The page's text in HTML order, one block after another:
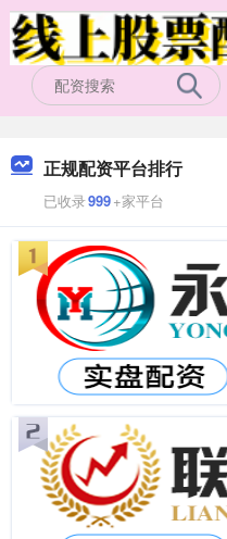
正规配资平台排行
已收录999+家平台